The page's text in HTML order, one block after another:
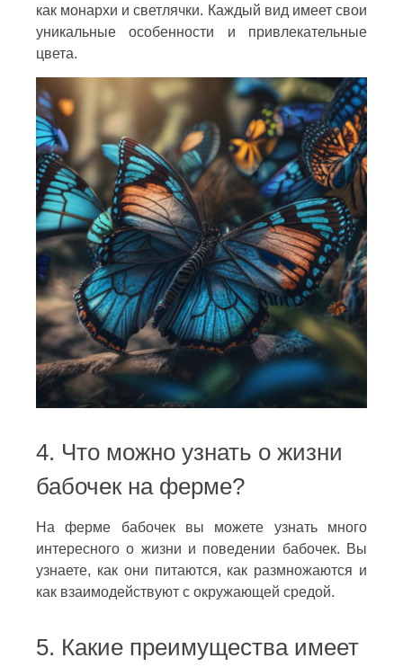
как монархи и светлячки. Каждый вид имеет свои
уникальные особенности и привлекательные
цвета.
4. Что можно узнать о жизни
бабочек на ферме?
На ферме бабочек вы можете узнать много
интересного о жизни и поведении бабочек. Вы
узнаете, как они питаются, как размножаются и
как взаимодействуют с окружающей средой.
5. Какие преимущества имеет